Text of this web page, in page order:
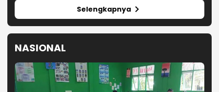
Selengkapnya
NASIONAL